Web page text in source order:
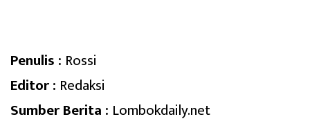
Penulis : Rossi
Editor : Redaksi
Sumber Berita : Lombokdaily.net